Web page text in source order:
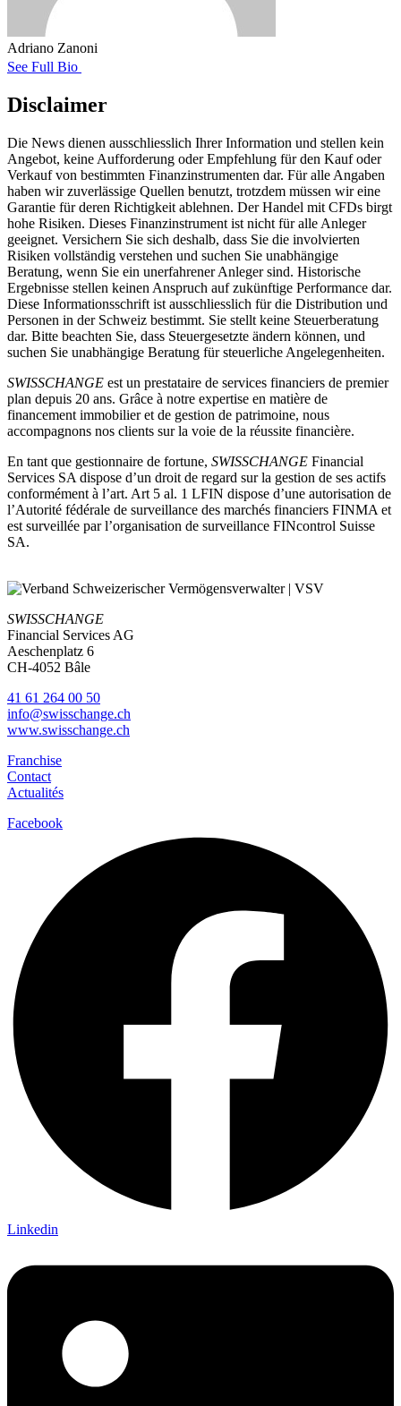
Adriano Zanoni
See Full Bio
Disclaimer
Die News dienen ausschliesslich Ihrer Information und stellen kein
Angebot, keine Aufforderung oder Empfehlung für den Kauf oder
Verkauf von bestimmten Finanzinstrumenten dar. Für alle Angaben
haben wir zuverlässige Quellen benutzt, trotzdem müssen wir eine
Garantie für deren Richtigkeit ablehnen. Der Handel mit CFDs birgt
hohe Risiken. Dieses Finanzinstrument ist nicht für alle Anleger
geeignet. Versichern Sie sich deshalb, dass Sie die involvierten
Risiken vollständig verstehen und suchen Sie unabhängige
Beratung, wenn Sie ein unerfahrener Anleger sind. Historische
Ergebnisse stellen keinen Anspruch auf zukünftige Performance dar.
Diese Informationsschrift ist ausschliesslich für die Distribution und
Personen in der Schweiz bestimmt. Sie stellt keine Steuerberatung
dar. Bitte beachten Sie, dass Steuergesetzte ändern können, und
suchen Sie unabhängige Beratung für steuerliche Angelegenheiten.
SWISSCHANGE est un prestataire de services financiers de premier
plan depuis 20 ans. Grâce à notre expertise en matière de
financement immobilier et de gestion de patrimoine, nous
accompagnons nos clients sur la voie de la réussite financière.
En tant que gestionnaire de fortune, SWISSCHANGE Financial
Services SA dispose d’un droit de regard sur la gestion de ses actifs
conformément à l’art. Art 5 al. 1 LFIN dispose d’une autorisation de
l’Autorité fédérale de surveillance des marchés financiers FINMA et
est surveillée par l’organisation de surveillance FINcontrol Suisse
SA.
SWISSCHANGE
Financial Services AG
Aeschenplatz 6
CH-4052 Bâle
41 61 264 00 50
info@swisschange.ch
www.swisschange.ch
Franchise
Contact
Actualités
Facebook
Linkedin